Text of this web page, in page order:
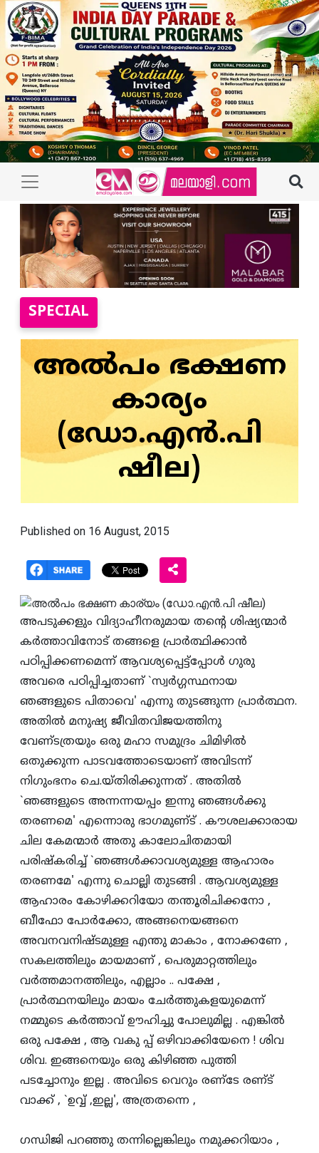
SPECIAL
അല്‍പം ഭക്ഷണ
കാര്യം
(ഡോ.എന്‍.പി
ഷീല)
Published on 16 August, 2015
അപടുക്കളും വിദ്യാഹീനരുമായ തന്റെ ശിഷ്യന്മാര്‍
കര്‍ത്താവിനോട്‌ തങ്ങളെ പ്രാര്‍ത്ഥിക്കാന്‍
പഠിപ്പിക്കണമെന്ന്‌ ആവശ്യപ്പെട്ട്‌പ്പോള്‍ ഗുരു
അവരെ പഠിപ്പിച്ചതാണ്‌ `സ്വര്‍ഗ്ഗസ്ഥനായ
ഞങ്ങളുടെ പിതാവെ' എന്നു തുടങ്ങുന്ന പ്രാര്‍ത്ഥന.
അതില്‍ മനുഷ്യ ജീവിതവിജയത്തിനു
വേണ്‌ടത്രയും ഒരു മഹാ സമുദ്രം ചിമിഴില്‍
ഒതുക്കുന്ന പാടവത്തോടെയാണ്‌ അവിടന്ന്‌
നിഗുംഭനം ചെ.യ്‌തിരിക്കുന്നത്‌ . അതില്‍
`ഞങ്ങളുടെ അന്നന്നയപ്പം ഇന്നു ഞങ്ങള്‍ക്കു
തരണമെ' എന്നൊരു ഭാഗമുണ്‌ട്‌ . കൗശലക്കാരായ
ചില കേമന്മാര്‍ അതു കാലോചിതമായി
പരിഷ്‌കരിച്ച്‌ `ഞങ്ങള്‍ക്കാവശ്യമുള്ള ആഹാരം
തരണമേ' എന്നു ചൊല്ലി തുടങ്ങി . ആവശ്യമുള്ള
ആഹാരം കോഴിക്കറിയോ തന്തൂരിചിക്കനോ ,
ബീഫോ പോര്‍ക്കോ, അങ്ങനെയങ്ങനെ
അവനവനിഷ്‌ടമുള്ള എന്തു മാകാം , നോക്കണേ ,
സകലത്തിലും മായമാണ്‌ , പെരുമാറ്റത്തിലും
വര്‍ത്തമാനത്തിലും, എല്ലാം .. പക്ഷേ ,
പ്രാര്‍ത്ഥനയിലും മായം ചേര്‍ത്തുകളയുമെന്ന്‌
നമ്മുടെ കര്‍ത്താവ്‌ ഊഹിച്ചു പോലുമില്ല . എങ്കില്‍
ഒരു പക്ഷേ , ആ വകു പ്പ്‌ ഒഴിവാക്കിയേനെ ! ശിവ
ശിവ. ഇങ്ങനെയും ഒരു കിഴിഞ്ഞ പുത്തി
പടച്ചോനും ഇല്ല . അവിടെ വെറും രണ്‌ടേ രണ്‌ട്‌
വാക്ക്‌ , `ഉവ്വ്‌ ,ഇല്ല', അത്രതന്നെ ,
ഗന്ധിജി പറഞ്ഞു തന്നില്ലെങ്കിലും നമുക്കറിയാം ,